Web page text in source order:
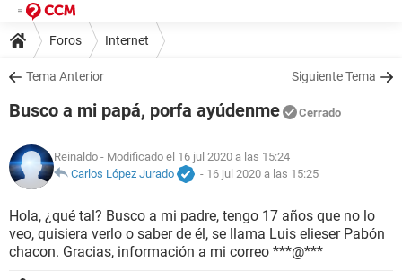
Foros Internet
Tema Anterior Siguiente Tema
Busco a mi papá, porfa ayúdenme Cerrado
Reinaldo - Modificado el 16 jul 2020 a las 15:24
Carlos López Jurado
- 16 jul 2020 a las 15:25
Hola, ¿qué tal? Busco a mi padre, tengo 17 años que no lo
veo, quisiera verlo o saber de él, se llama Luis elieser Pabón
chacon. Gracias, información a mi correo ***@***